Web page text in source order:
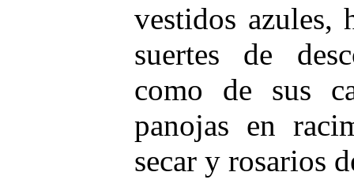
vestidos azules,
suertes de
como de sus
panojas en
secar y rosarios